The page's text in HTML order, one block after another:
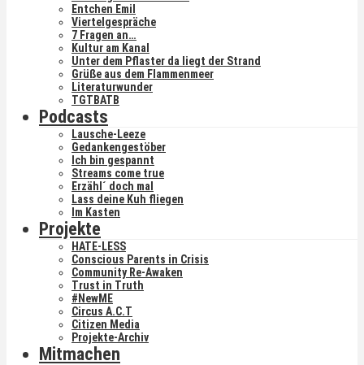
Entchen Emil
Viertelgespräche
7 Fragen an…
Kultur am Kanal
Unter dem Pflaster da liegt der Strand
Grüße aus dem Flammenmeer
Literaturwunder
TGTBATB
Podcasts
Lausche-Leeze
Gedankengestöber
Ich bin gespannt
Streams come true
Erzähl´ doch mal
Lass deine Kuh fliegen
Im Kasten
Projekte
HATE-LESS
Conscious Parents in Crisis
Community Re-Awaken
Trust in Truth
#NewME
Circus A.C.T
Citizen Media
Projekte-Archiv
Mitmachen